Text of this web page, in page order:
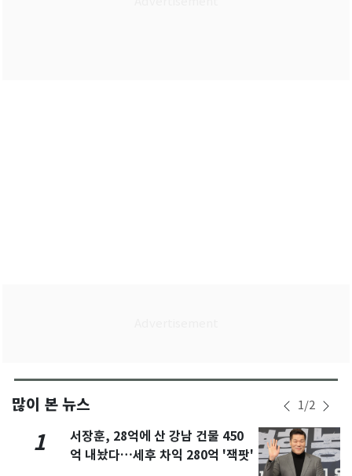
많이 본 뉴스 1/2
1
서장훈, 28억에 산 강남 건물 450
억 내놨다…세후 차익 280억 '잭팟'